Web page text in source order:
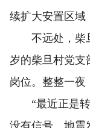
续扩大安置区域
不远处，柴旦
岁的柴旦村党支
岗位。整整一夜
“最近正是转